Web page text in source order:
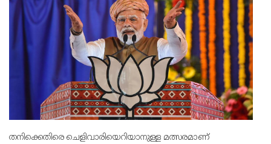
തനിക്കെതിരെ ചെളിവാരിയെറിയാനുള്ള മത്സരമാണ്